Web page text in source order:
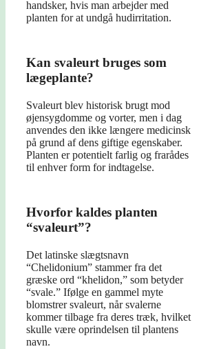
handsker, hvis man arbejder med
planten for at undgå hudirritation.
Kan svaleurt bruges som
lægeplante?
Svaleurt blev historisk brugt mod
øjensygdomme og vorter, men i dag
anvendes den ikke længere medicinsk
på grund af dens giftige egenskaber.
Planten er potentielt farlig og frarådes
til enhver form for indtagelse.
Hvorfor kaldes planten
“svaleurt”?
Det latinske slægtsnavn
“Chelidonium” stammer fra det
græske ord “khelidon,” som betyder
“svale.” Ifølge en gammel myte
blomstrer svaleurt, når svalerne
kommer tilbage fra deres træk, hvilket
skulle være oprindelsen til plantens
navn.